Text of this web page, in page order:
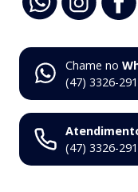
Chame no
(47) 3326-
(47) 3326-